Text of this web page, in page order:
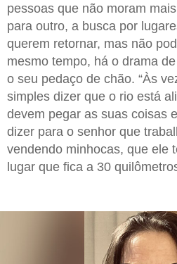
pessoas que não moram
para outro, a busca por
querem retornar, mas não
mesmo tempo, há o drama
o seu pedaço de chão. “Às
simples dizer que o rio está
devem pegar as suas coisas
dizer para o senhor que
vendendo minhocas, que ele
lugar que fica a 30